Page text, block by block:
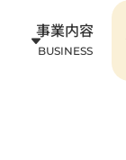
事業内容
BUSINESS